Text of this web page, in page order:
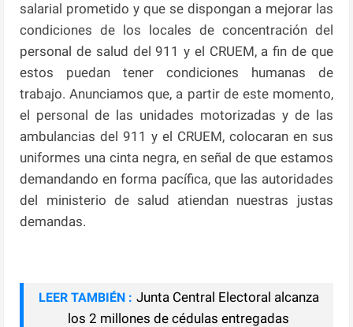
salarial prometido y que se dispongan a mejorar las
condiciones de los locales de concentración del
personal de salud del 911 y el CRUEM, a fin de que
estos puedan tener condiciones humanas de
trabajo. Anunciamos que, a partir de este momento,
el personal de las unidades motorizadas y de las
ambulancias del 911 y el CRUEM, colocaran en sus
uniformes una cinta negra, en señal de que estamos
demandando en forma pacífica, que las autoridades
del ministerio de salud atiendan nuestras justas
demandas.
LEER TAMBIÉN : Junta Central Electoral alcanza
los 2 millones de cédulas entregadas